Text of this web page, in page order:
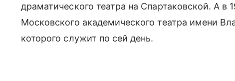
драматического театра на Спартаковской. А в
Московского академического театра имени
которого служит по сей день.